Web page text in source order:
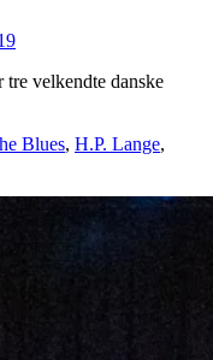
tre velkendte danske
Blues, H.P. Lange,